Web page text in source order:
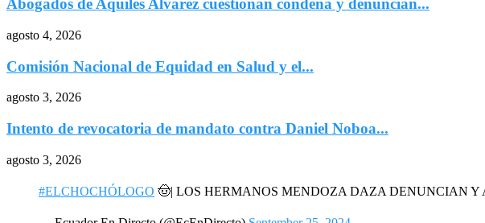
Abogados de Aquiles Alvarez cuestionan condena y denuncian...
agosto 4, 2026
Comisión Nacional de Equidad en Salud y el...
agosto 3, 2026
Intento de revocatoria de mandato contra Daniel Noboa...
agosto 3, 2026
#ELCHOCHÓLOGO 🤠| LOS HERMANOS MENDOZA DAZA DENUNCIAN